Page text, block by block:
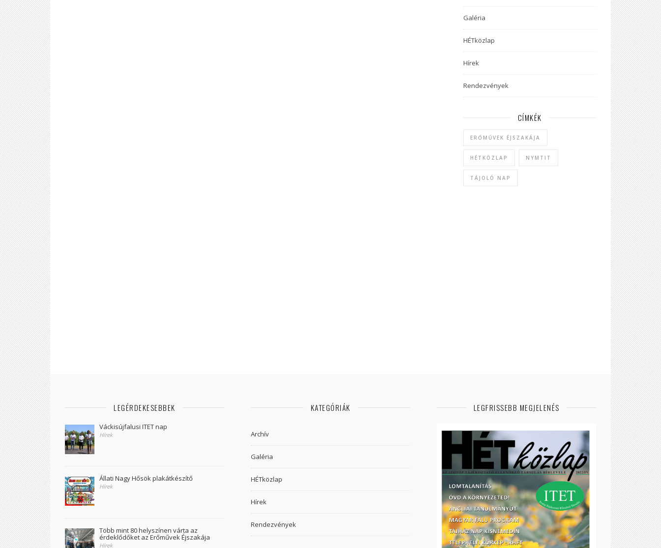
Galéria
HÉTközlap
Hírek
Rendezvények
CÍMKÉK
ERŐMŰVEK ÉJSZAKÁJA
HÉTKÖZLAP NYMTIT
TÁJOLÓ NAP
LEGÉRDEKESEBBEK
Váckisújfalusi ITET nap
Hírek
Állati Nagy Hősök plakátkészítő
Hírek
Több mint 80 helyszínen várta az
érdeklődőket az Erőművek Éjszakája
Hírek
KATEGÓRIÁK
Archív
Galéria
HÉTközlap
Hírek
Rendezvények
LEGFRISSEBB MEGJELENÉS